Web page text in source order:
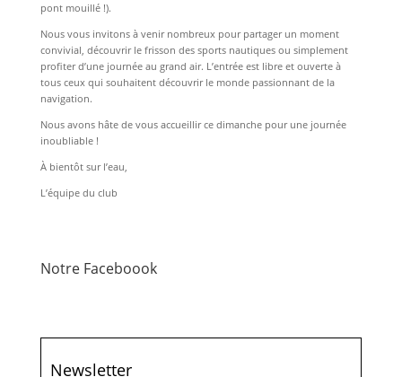
pont mouillé !).
Nous vous invitons à venir nombreux pour partager un moment
convivial, découvrir le frisson des sports nautiques ou simplement
profiter d’une journée au grand air. L’entrée est libre et ouverte à
tous ceux qui souhaitent découvrir le monde passionnant de la
navigation.
Nous avons hâte de vous accueillir ce dimanche pour une journée
inoubliable !
À bientôt sur l’eau,
L’équipe du club
Notre Faceboook
Newsletter